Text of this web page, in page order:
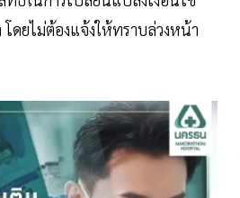
โดยไม่ต้องแจ้งให้ทราบล่วงหน้า